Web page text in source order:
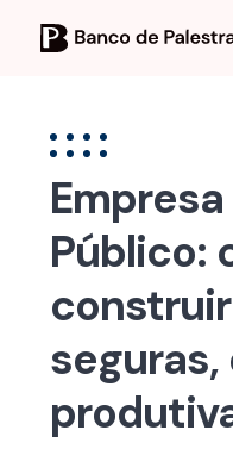
Público: